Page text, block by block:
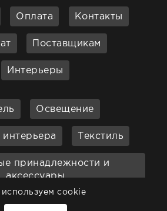
Оплата Контакты
Поставщикам
Интерьеры
Освещение
Текстиль
принадлежности и
аксессуары
Садовая мебель
cookie